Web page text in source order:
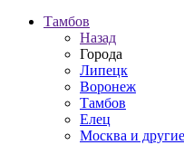
Тамбов
Назад
Города
Липецк
Воронеж
Тамбов
Елец
Москва и